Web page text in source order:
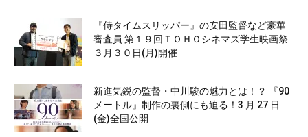
『侍タイムスリッパー』の安田監督など豪華
審査員 第１９回ＴＯＨＯシネマズ学生映画祭
３月３０日(月)開催
新進気鋭の監督・中川駿の魅力とは！？ 『90
メートル』制作の裏側にも迫る！3 月 27 日
(金)全国公開